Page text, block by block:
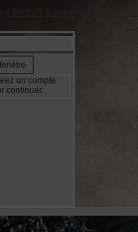
un compte
continuer.